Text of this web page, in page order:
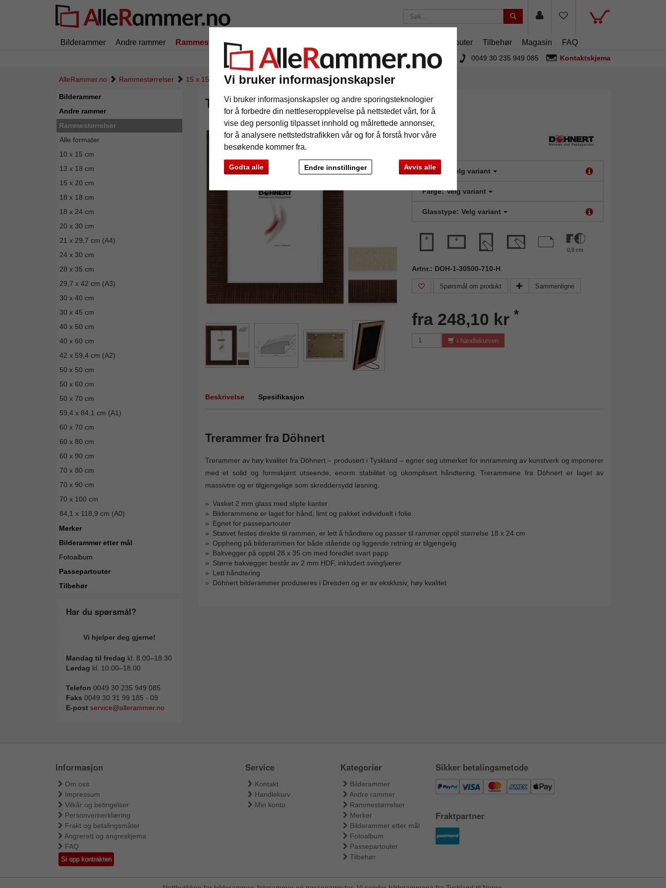
Vi bruker informasjonskapsler
Vi bruker informasjonskapsler og andre sporingsteknologier
for å forbedre din nettleseropplevelse på nettstedet vårt, for å
vise deg personlig tilpasset innhold og målrettede annonser,
for å analysere nettstedstrafikken vår og for å forstå hvor våre
besøkende kommer fra.
Godta alle Avvis alle
Endre innstillinger
Bilderammer Andre rammer Rammestørrelser Passepartouter Tilbehør Magasin FAQ
Fraktkostnadene er 175 kruansett hvor mye du bestiller! 0049 30 235 949 085 Kontaktskjema
AlleRammer.no Rammestørrelser 15 x 15 cm Treramme Hillingdon
Bilderammer
Andre rammer
Rammestørrelser
Alle formater
10 x 15 cm
13 x 18 cm
15 x 20 cm
18 x 18 cm
18 x 24 cm
20 x 30 cm
21 x 29,7 cm (A4)
24 x 30 cm
28 x 35 cm
29,7 x 42 cm (A3)
30 x 40 cm
30 x 45 cm
40 x 50 cm
40 x 60 cm
42 x 59,4 cm (A2)
50 x 50 cm
50 x 60 cm
50 x 70 cm
59,4 x 84,1 cm (A1)
60 x 70 cm
60 x 80 cm
60 x 90 cm
70 x 80 cm
70 x 90 cm
70 x 100 cm
84,1 x 118,9 cm (A0)
Merker
Bilderammer etter mål
Fotoalbum
Passepartouter
Tilbehør
Har du spørsmål?
Vi hjelper deg gjerne!
Mandag til fredag kl. 8.00–18.30
Lørdag kl. 10.00–18.00
Telefon 0049 30 235 949 085
Faks 0049 30 31 99 185 - 09
E-post service@allerammer.no
Treramme Hillingdon
Format: Velg variant
Farge: Velg variant
Glasstype: Velg variant
0,9 cm
Artnr.: DOH-1-30500-710-H
Spørsmål om produkt Sammenligne
fra 248,10 kr *
i handlekurven
Beskrivelse Spesifikasjon
Trerammer fra Döhnert
Trerammer av høy kvalitet fra Döhnert – produsert i Tyskland – egner seg utmerket for innramming av kunstverk og imponerer
med et solid og formskjønt utseende, enorm stabilitet og ukomplisert håndtering. Trerammene fra Döhnert er laget av
massivtre og er tilgjengelige som skreddersydd løsning.
Vasket 2 mm glass med slipte kanter
Bilderammene er laget for hånd, limt og pakket individuelt i folie.
Egnet for passepartouter
Stativet festes direkte til rammen, er lett å håndtere og passer til rammer opptil størrelse 18 x 24 cm
Oppheng på bilderammen for både stående og liggende retning er tilgjengelig
Bakvegger på opptil 28 x 35 cm med foredlet svart papp
Større bakvegger består av 2 mm HDF, inkludert svingfjærer
Lett håndtering
Döhnert bilderammer produseres i Dresden og er av eksklusiv, høy kvalitet
Informasjon
Om oss
Impressum
Vilkår og betingelser
Personvernerklæring
Frakt og betalingsmåter
Angrerett og angreskjema
FAQ
Si opp kontrakten
Service
Kontakt
Handlekurv
Min konto
Kategorier
Bilderammer
Andre rammer
Rammestørrelser
Merker
Bilderammer etter mål
Fotoalbum
Passepartouter
Tilbehør
Sikker betalingsmetode
Fraktpartner